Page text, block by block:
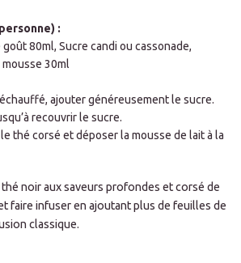
:
80ml, Sucre candi ou cassonade,
30ml
ajouter généreusement le sucre.
recouvrir le sucre.
thé corsé et déposer la mousse de lait à la
noir aux saveurs profondes et corsé de
faire infuser en ajoutant plus de feuilles de
classique.